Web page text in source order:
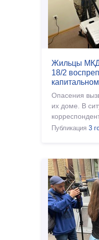
Жильцы МКД
18/2
Опасения
их доме. В
Публикация 3